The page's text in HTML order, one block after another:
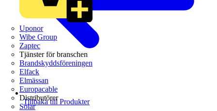
Uponor
Wibe Group
Zaptec
Tjänster för branschen
Brandskyddsföreningen
Elfack
Elmässan
Europacable
Distributörer
Solar
Tillbaka till Produkter